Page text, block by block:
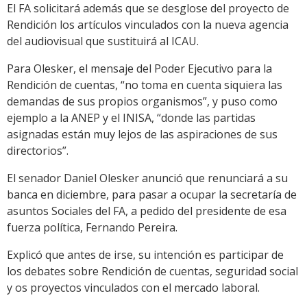
El FA solicitará además que se desglose del proyecto de
Rendición los artículos vinculados con la nueva agencia
del audiovisual que sustituirá al ICAU.
Para Olesker, el mensaje del Poder Ejecutivo para la
Rendición de cuentas, “no toma en cuenta siquiera las
demandas de sus propios organismos”, y puso como
ejemplo a la ANEP y el INISA, “donde las partidas
asignadas están muy lejos de las aspiraciones de sus
directorios”.
El senador Daniel Olesker anunció que renunciará a su
banca en diciembre, para pasar a ocupar la secretaría de
asuntos Sociales del FA, a pedido del presidente de esa
fuerza política, Fernando Pereira.
Explicó que antes de irse, su intención es participar de
los debates sobre Rendición de cuentas, seguridad social
y os proyectos vinculados con el mercado laboral.